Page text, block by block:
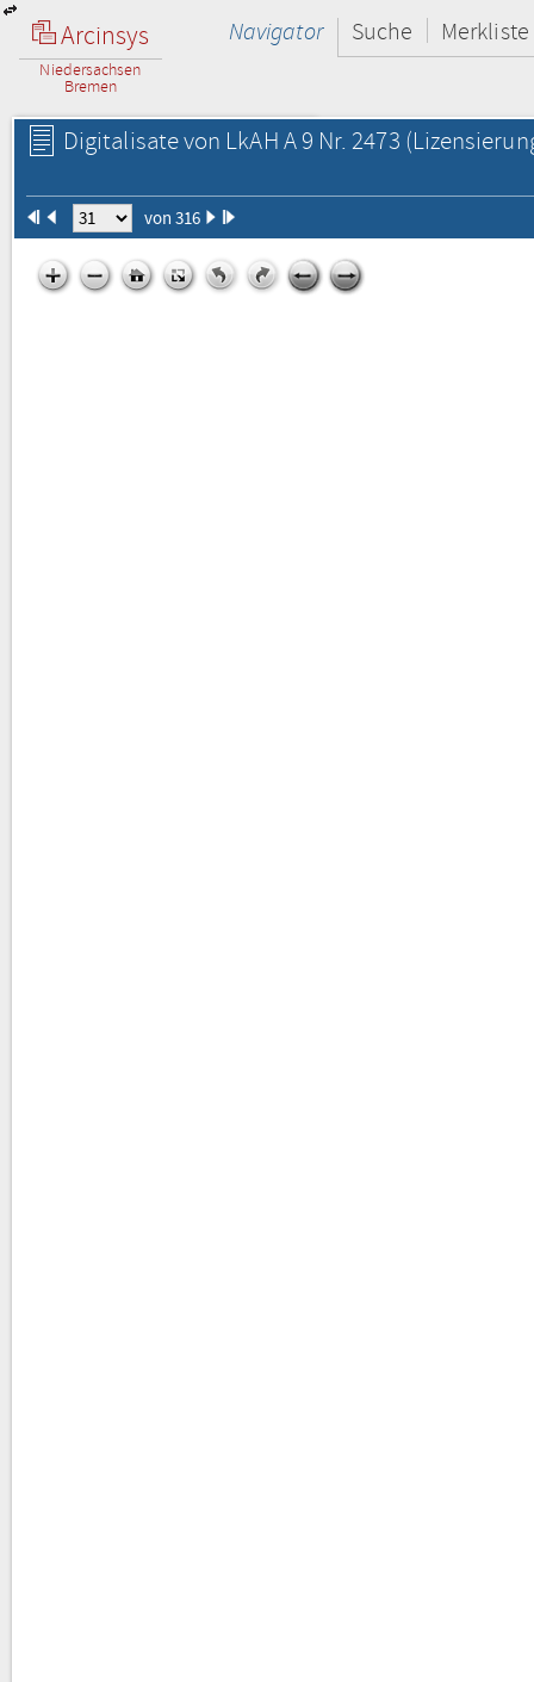
Arcinsys
Niedersachsen
Bremen
Navigator Suche Merkliste
Digitalisate von LkAH A 9 Nr. 2473
von 316